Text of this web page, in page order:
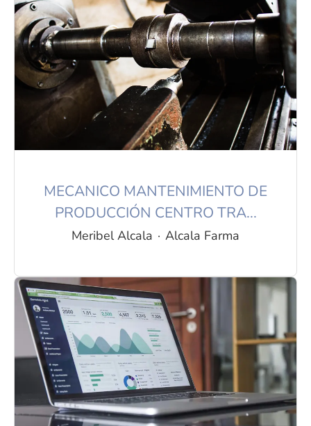
MECANICO MANTENIMIENTO DE
PRODUCCIÓN CENTRO TRA...
Meribel Alcala · Alcala Farma